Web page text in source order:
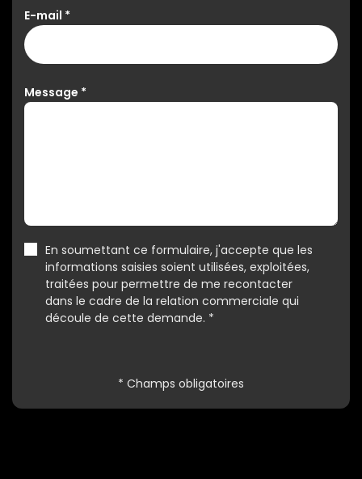
E-mail *
Message *
En soumettant ce formulaire, j'accepte que les
informations saisies soient utilisées, exploitées,
traitées pour permettre de me recontacter
dans le cadre de la relation commerciale qui
découle de cette demande. *
* Champs obligatoires